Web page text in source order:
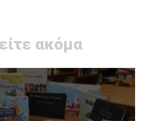
ακόμα